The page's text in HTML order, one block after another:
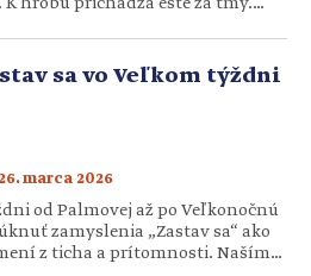
čo má robiť… Keď Mária
a objavila odvalený kameň, […]
sa vo Veľkom týždni
marca 2026
od Palmovej až po Veľkonočnú
zamyslenia „Zastav sa“ ako
z ticha a prítomnosti. Naším